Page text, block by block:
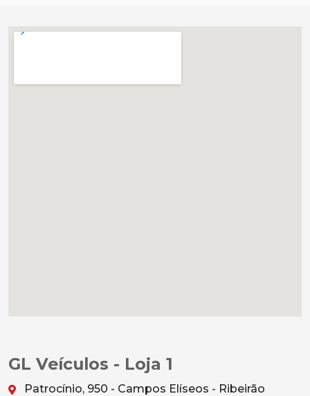
GL Veículos - Loja 1
Patrocínio, 950 - Campos Elíseos - Ribeirão